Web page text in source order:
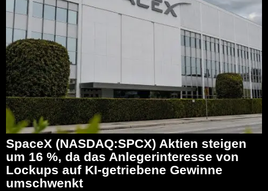
SpaceX (NASDAQ:SPCX) Aktien steigen
um 16 %, da das Anlegerinteresse von
Lockups auf KI-getriebene Gewinne
umschwenkt